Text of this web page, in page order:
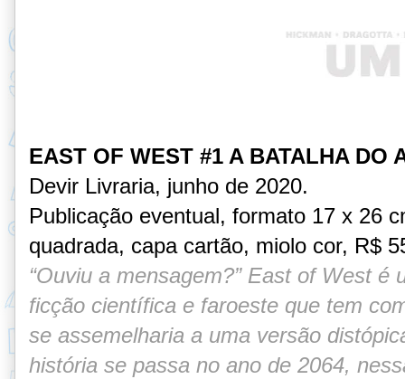
EAST OF WEST #1 A BATALHA DO
Devir Livraria, junho de 2020.
Publicação eventual, formato 17 x 26
quadrada, capa cartão, miolo cor, R$
“Ouviu a mensagem?” East of West é
ficção científica e faroeste que tem
se assemelharia a uma versão
história se passa no ano de 2064,